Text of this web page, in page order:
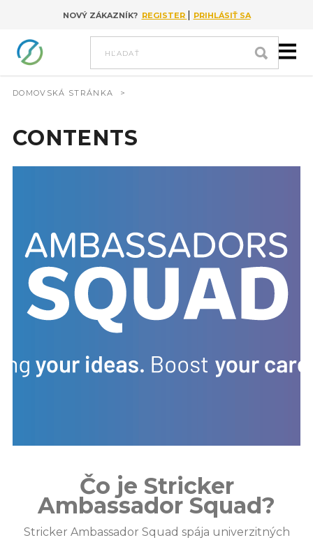
Go to content
NOVÝ ZÁKAZNÍK? REGISTER | PRIHLÁSIŤ SA
hľadať
DOMOVSKÁ STRÁNKA >
CONTENTS
Čo je Stricker
Ambassador Squad?
Stricker Ambassador Squad spája univerzitných